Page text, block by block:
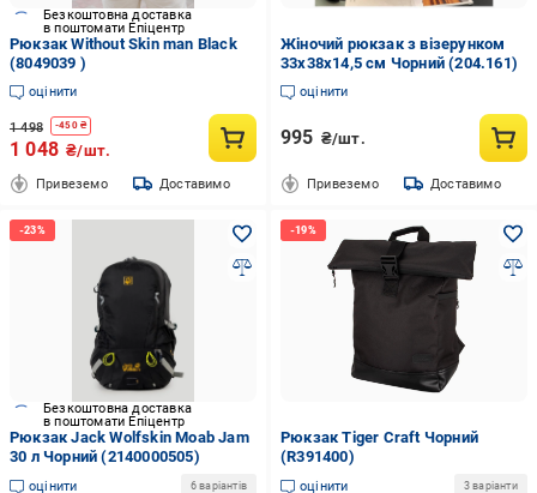
Безкоштовна доставка
в поштомати Епіцентр
Рюкзак Without Skin man Black
(8049039 )
оцінити
1 498 -450₴
1 048 ₴/шт.
Привеземо Доставимо
Жіночий рюкзак з візерунком
33х38х14,5 см Чорний (204.161)
оцінити
995 ₴/шт.
Привеземо Доставимо
Безкоштовна доставка
в поштомати Епіцентр
Рюкзак Jack Wolfskin Moab Jam
30 л Чорний (2140000505)
оцінити 6 варіантів
Рюкзак Tiger Craft Чорний
(R391400)
оцінити 3 варіанти